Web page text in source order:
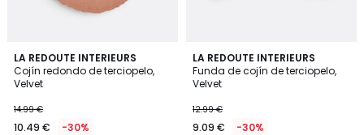
LA REDOUTE INTERIEURS
Cojín redondo de terciopelo,
Velvet
14.99 €
10.49 € -30%
4,5
/ 5
9
Colores
LA REDOUTE INTERIEURS
Funda de cojín de terciopelo,
Velvet
12.99 €
9.09 € -30%
4,6
/ 5
10
Colores